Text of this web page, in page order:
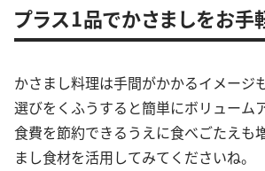
プラス1品でかさましをお手
かさまし料理は手間がかかるイメージ
選びをくふうすると簡単にボリューム
食費を節約できるうえに食べごたえも
まし食材を活用してみてくださいね。